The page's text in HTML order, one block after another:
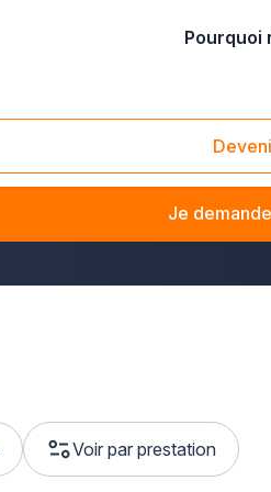
Pourquoi
Je
et-Loir ? La solution Plus
souhaitiez installer une
28.
Voir par prestation